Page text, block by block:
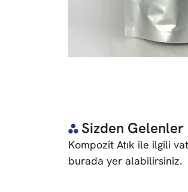
Sizden Gelenler
Kompozit Atık ile ilgili
burada yer alabilirsiniz.